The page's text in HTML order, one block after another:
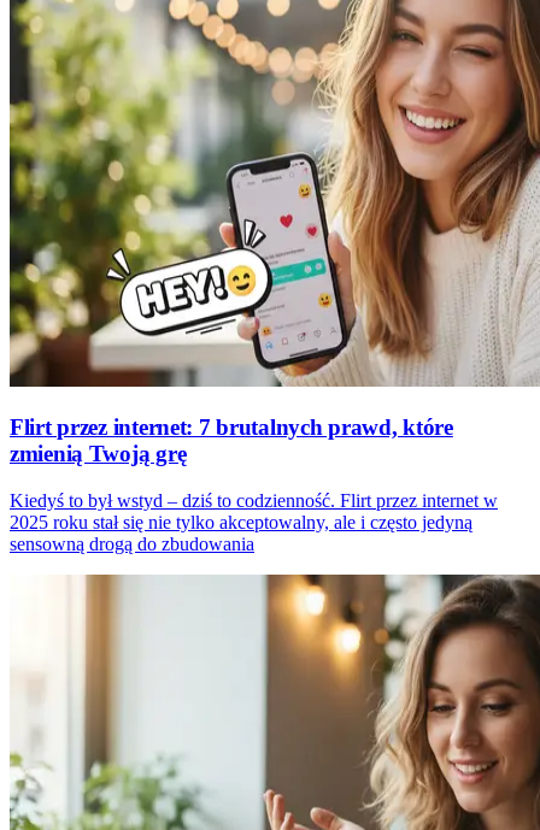
Flirt przez internet: 7 brutalnych prawd, które
zmienią Twoją grę
Kiedyś to był wstyd – dziś to codzienność. Flirt przez internet w
2025 roku stał się nie tylko akceptowalny, ale i często jedyną
sensowną drogą do zbudowania